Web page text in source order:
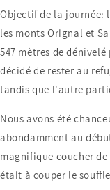
Objectif de la journée:
les monts Orignal et
547 mètres de
décidé de rester au
tandis que l'autre
Nous avons été
abondamment au
magnifique coucher
était à couper le